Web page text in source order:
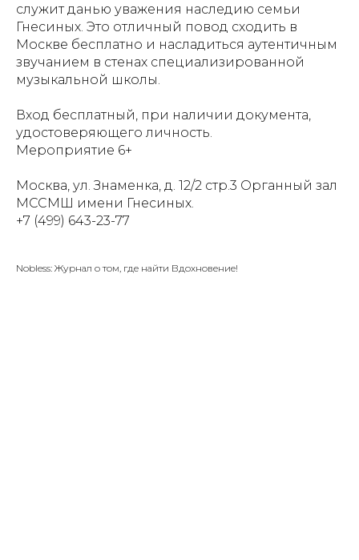
служит данью уважения наследию семьи
Гнесиных. Это отличный повод сходить в
Москве бесплатно и насладиться аутентичным
звучанием в стенах специализированной
музыкальной школы.
Вход бесплатный, при наличии документа,
удостоверяющего личность.
Мероприятие 6+
Москва, ул. Знаменка, д. 12/2 стр.3 Органный зал
МССМШ имени Гнесиных.
+7 (499) 643-23-77
Nobless: Журнал о том, где найти Вдохновение!